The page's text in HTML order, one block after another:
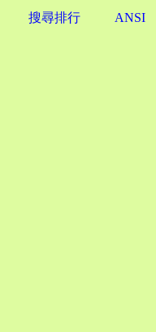
搜尋排行 ANSI